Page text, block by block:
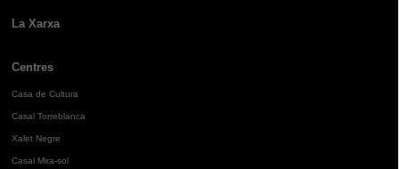
La Xarxa
Centres
Casa de Cultura
Casal Torreblanca
Xalet Negre
Casal Mira-sol